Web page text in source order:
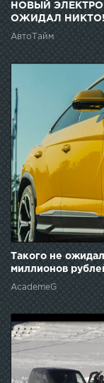
НОВЫЙ ЭЛЕКТРО
ОЖИДАЛ
АвтоТайм
Такого не
миллионов
AcademeG